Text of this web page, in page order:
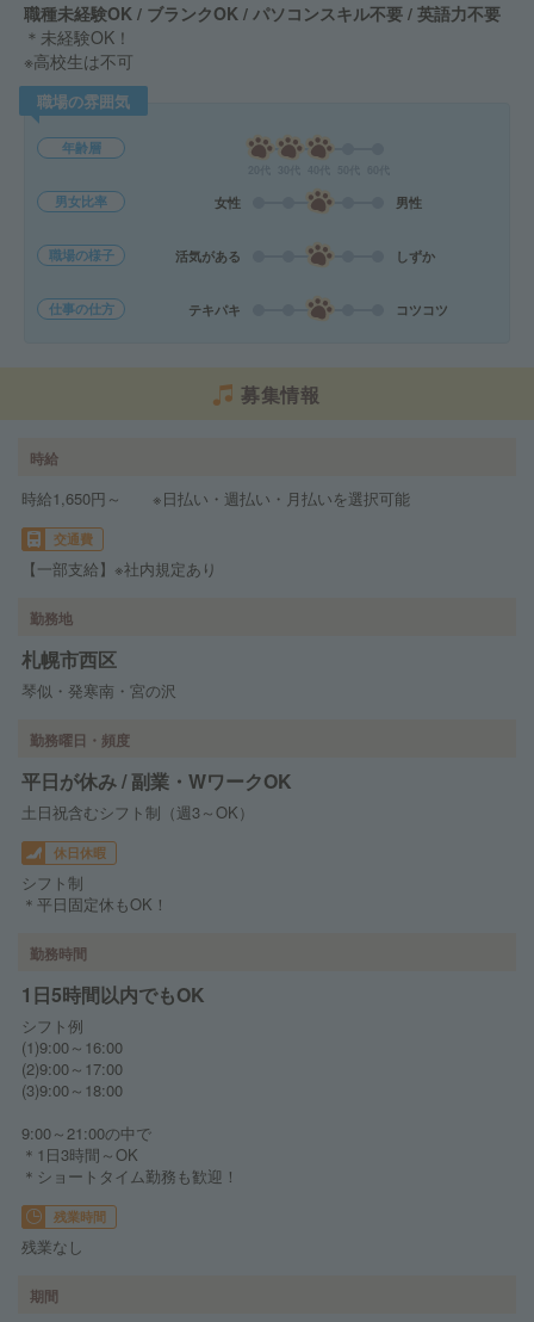
職種未経験OK / ブランクOK / パソコンスキル不要 / 英語力不要
＊未経験OK！
※高校生は不可
職場の雰囲気
年齢層
男女比率 女性 男性
職場の様子 活気がある しずか
仕事の仕方 テキパキ コツコツ
募集情報
時給
時給1,650円～ ※日払い・週払い・月払いを選択可能
交通費
【一部支給】※社内規定あり
勤務地
札幌市西区
琴似・発寒南・宮の沢
勤務曜日・頻度
平日が休み / 副業・WワークOK
土日祝含むシフト制（週3～OK）
休日休暇
シフト制
＊平日固定休もOK！
勤務時間
1日5時間以内でもOK
シフト例
(1)9:00～16:00
(2)9:00～17:00
(3)9:00～18:00
9:00～21:00の中で
＊1日3時間～OK
＊ショートタイム勤務も歓迎！
残業時間
残業なし
期間